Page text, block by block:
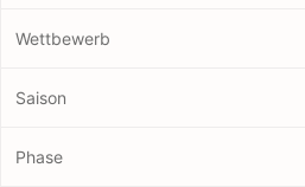
Wettbewerb
Saison
Phase